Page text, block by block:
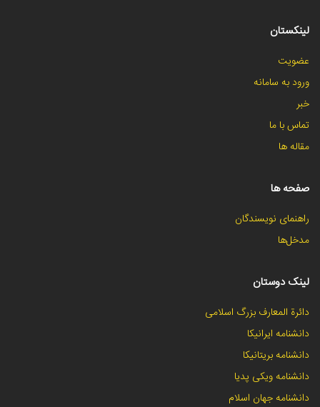
لینکستان
عضویت
ورود به سامانه
خبر
تماس با ما
مقاله ها
صفحه ها
راهنمای نویسندگان
مدخل‌ها
لینک دوستان
دائرة المعارف بزرگ اسلامی
دانشنامه ایرانیکا
دانشنامه بریتانیکا
دانشنامه ویکی پدیا
دانشنامه جهان اسلام